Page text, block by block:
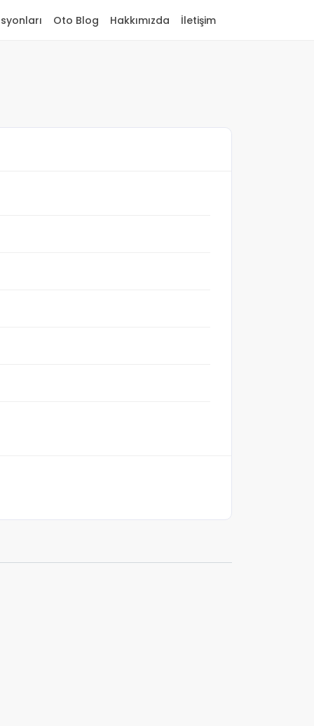
Oto Blog Hakkımızda İletişim